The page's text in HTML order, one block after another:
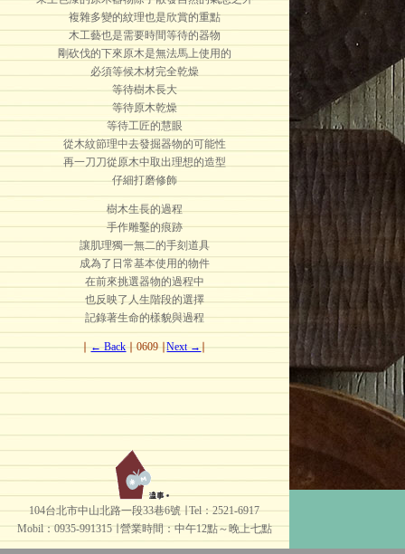
複雜多變的紋理也是欣賞的重點
木工藝也是需要時間等待的器物
剛砍伐的下來原木是無法馬上使用的
必須等候木材完全乾燥
等待樹木長大
等待原木乾燥
等待工匠的慧眼
從木紋節理中去發掘器物的可能性
再一刀刀從原木中取出理想的造型
仔細打磨修飾
樹木生長的過程
手作雕鑿的痕跡
讓肌理獨一無二的手刻道具
成為了日常基本使用的物件
在前來挑選器物的過程中
也反映了人生階段的選擇
記錄著生命的樣貌與過程
← Back ∣ 0609 ∣Next →
104台北市中山北路一段33巷6號 ∣ Tel：2521-6917
Mobil：0935-991315 ∣
營業時間：中午12點～晚上七點